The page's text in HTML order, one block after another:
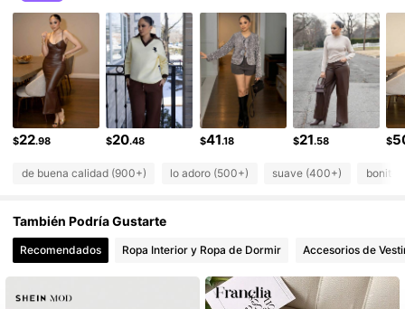
4.81 72K Seguidores
4.81 72K Seguidores
4.81 72K Seguidores
4.81 72K Seguidores
4.81 72K Seguidores
$22.98 $20.48 $41.18 $21.58 $
de buena calidad (900+) lo adoro (500+) suave (400+) bonito
También Podría Gustarte
Recomendados Ropa Interior y Ropa de Dormir Accesorios de